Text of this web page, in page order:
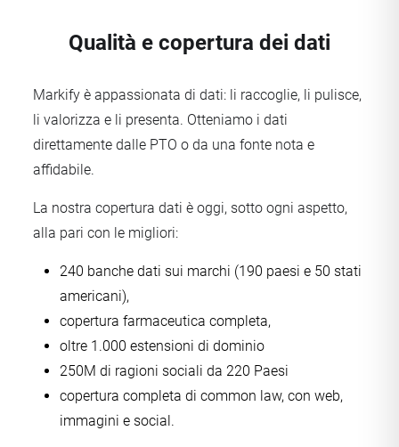
Qualità e copertura dei dati
Markify è appassionata di dati: li raccoglie, li pulisce,
li valorizza e li presenta. Otteniamo i dati
direttamente dalle PTO o da una fonte nota e
affidabile.
La nostra copertura dati è oggi, sotto ogni aspetto,
alla pari con le migliori:
240 banche dati sui marchi (190 paesi e 50 stati
americani),
copertura farmaceutica completa,
oltre 1.000 estensioni di dominio
250M di ragioni sociali da 220 Paesi
copertura completa di common law, con web,
immagini e social.